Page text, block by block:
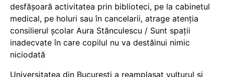
desfășoară activitatea prin biblioteci, pe la cabinetul
medical, pe holuri sau în cancelarii, atrage atenția
consilierul școlar Aura Stănculescu / Sunt spații
inadecvate în care copilul nu va destăinui nimic
niciodată
Universitatea din București a reamplasat vulturul și